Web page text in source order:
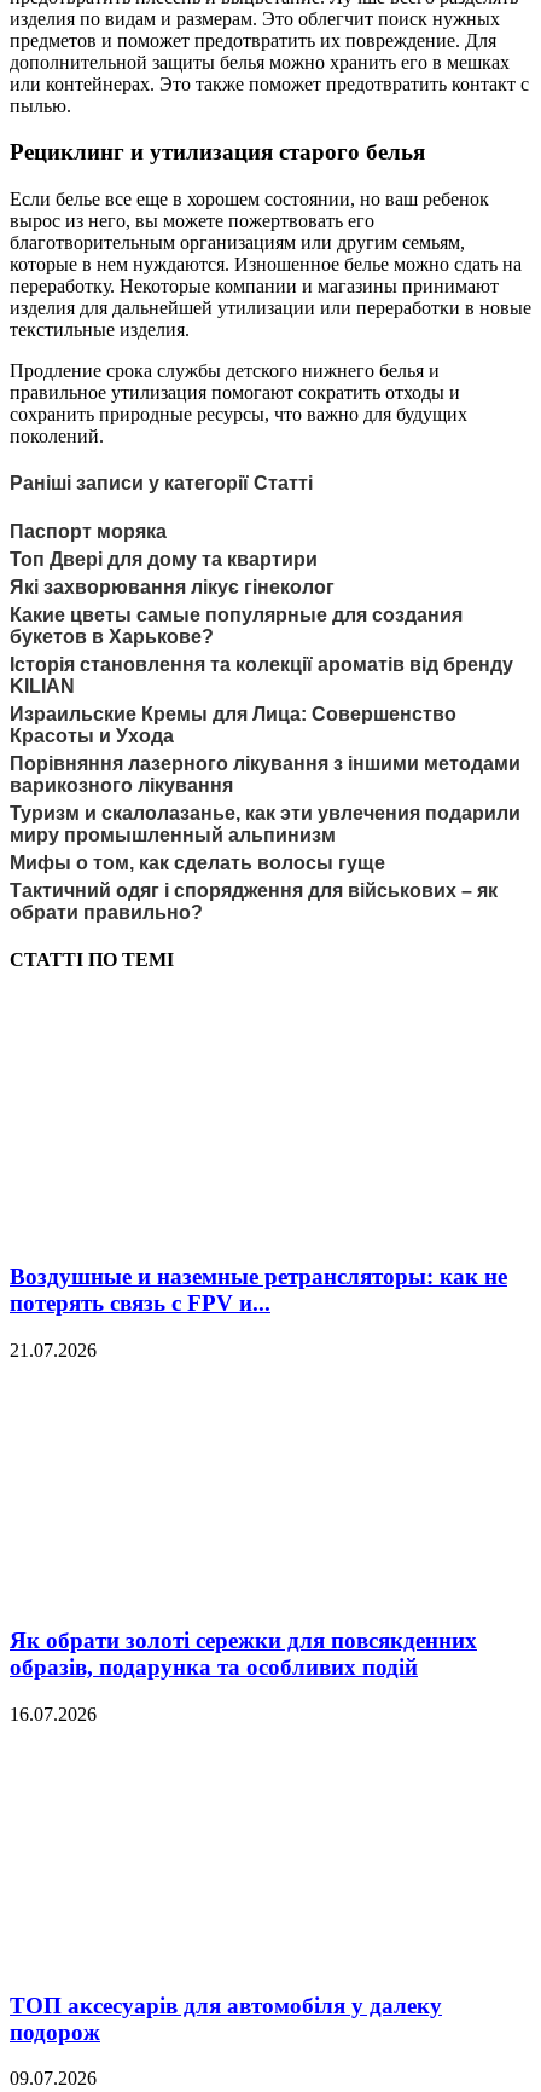
изделия по видам и размерам. Это облегчит поиск нужных
предметов и поможет предотвратить их повреждение. Для
дополнительной защиты белья можно хранить его в мешках
или контейнерах. Это также поможет предотвратить контакт с
пылью.
Рециклинг и утилизация старого белья
Если белье все еще в хорошем состоянии, но ваш ребенок
вырос из него, вы можете пожертвовать его
благотворительным организациям или другим семьям,
которые в нем нуждаются. Изношенное белье можно сдать на
переработку. Некоторые компании и магазины принимают
изделия для дальнейшей утилизации или переработки в новые
текстильные изделия.
Продление срока службы детского нижнего белья и
правильное утилизация помогают сократить отходы и
сохранить природные ресурсы, что важно для будущих
поколений.
Раніші записи у категорії Статті
Паспорт моряка
Топ Двері для дому та квартири
Які захворювання лікує гінеколог
Какие цветы самые популярные для создания
букетов в Харькове?
Історія становлення та колекції ароматів від бренду
KILIAN
Израильские Кремы для Лица: Совершенство
Красоты и Ухода
Порівняння лазерного лікування з іншими методами
варикозного лікування
Туризм и скалолазанье, как эти увлечения подарили
миру промышленный альпинизм
Мифы о том, как сделать волосы гуще
Тактичний одяг і спорядження для військових – як
обрати правильно?
СТАТТІ ПО ТЕМІ
Воздушные и наземные ретрансляторы: как не
потерять связь с FPV и...
21.07.2026
Як обрати золоті сережки для повсякденних
образів, подарунка та особливих подій
16.07.2026
ТОП аксесуарів для автомобіля у далеку
подорож
09.07.2026